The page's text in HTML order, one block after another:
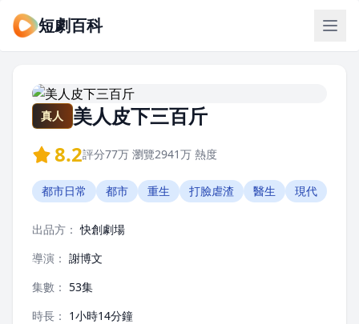
短劇百科
真人
美人皮下三百斤
8.2評分77万 瀏覽2941万 熱度
都市日常 都市 重生 打臉虐渣 醫生 現代
出品方： 快創劇場
導演： 謝博文
集數： 53集
時長： 1小時14分鐘